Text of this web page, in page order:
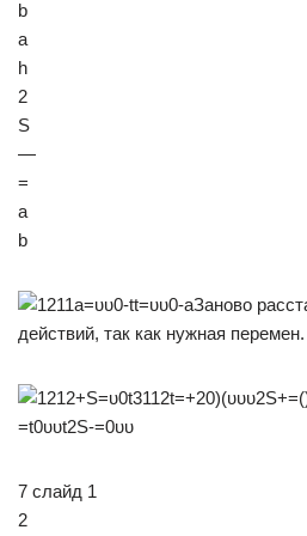
b
a
h
2
S
—
=
a
b
7 слайд 1
2